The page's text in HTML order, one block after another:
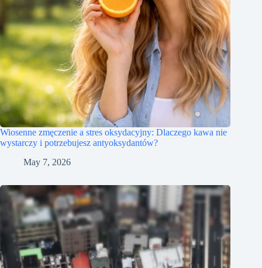
Wiosenne zmęczenie a stres oksydacyjny: Dlaczego kawa nie
wystarczy i potrzebujesz antyoksydantów?
May 7, 2026